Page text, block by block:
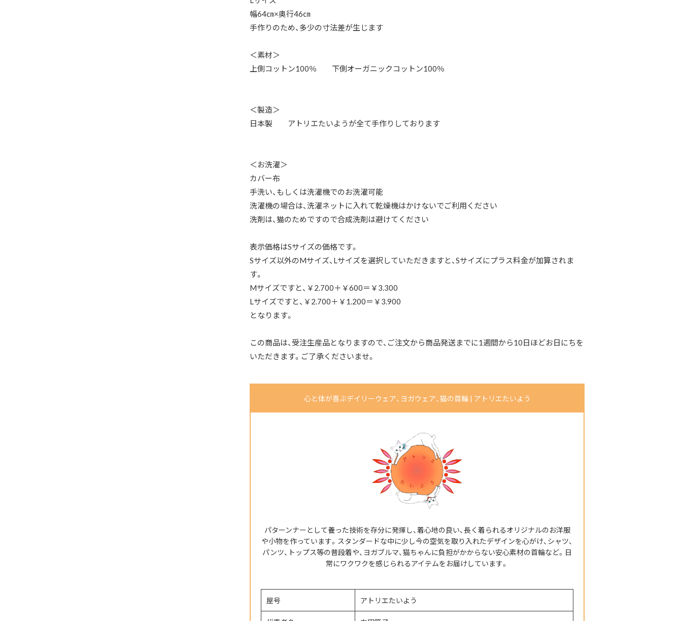
幅64㎝×奥行46㎝
手作りのため、多少の寸法差が生じます
＜素材＞
上側コットン100％ 下側オーガニックコットン100％
＜製造＞
日本製 アトリエたいようが全て手作りしております
＜お洗濯＞
カバー布
手洗い、もしくは洗濯機でのお洗濯可能
洗濯機の場合は、洗濯ネットに入れて乾燥機はかけないでご利用ください
洗剤は、猫のためですので合成洗剤は避けてください
表示価格はSサイズの価格です。
Sサイズ以外のMサイズ、Lサイズを選択していただきますと、Sサイズにプラス料金が加算されま
す。
Mサイズですと、￥2.700＋￥600＝￥3.300
Lサイズですと、￥2.700＋￥1.200＝￥3.900
となります。
この商品は、受注生産品となりますので、ご注文から商品発送までに1週間から10日ほどお日にちを
いただきます。ご了承くださいませ。
心と体が喜ぶデイリーウェア、ヨガウェア、猫の首輪 | アトリエたいよう
パターンナーとして養った技術を存分に発揮し、着心地の良い、長く着られるオリジナルのお洋服
や小物を作っています。スタンダードな中に少し今の空気を取り入れたデザインを心がけ、シャツ、
パンツ、トップス等の普段着や、ヨガブルマ、猫ちゃんに負担がかからない安心素材の首輪など。日
常にワクワクを感じられるアイテムをお届けしています。
屋号 アトリエたいよう